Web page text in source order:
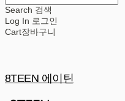
Search 검색
Log In 로그인
Cart장바구니
8TEEN 에이틴